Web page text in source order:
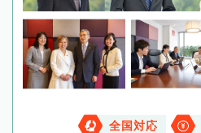
全国対応